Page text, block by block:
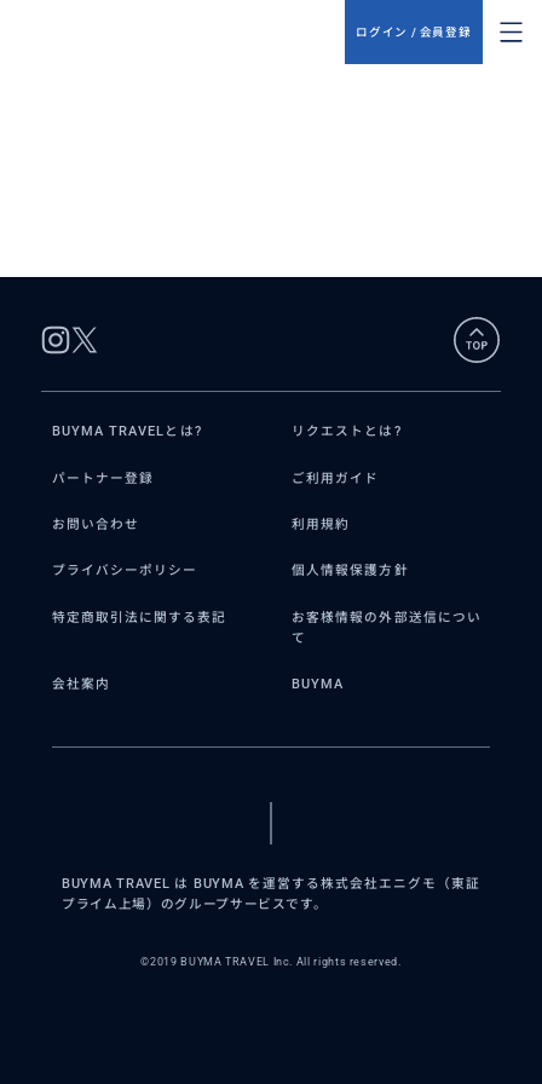
ログイン / 会員登録
BUYMA TRAVELとは? リクエストとは?
パートナー登録 ご利用ガイド
お問い合わせ 利用規約
プライバシーポリシー 個人情報保護方針
特定商取引法に関する表記
お客様情報の外部送信につい
て
会社案内 BUYMA
BUYMA TRAVEL は BUYMA を運営する株式会社エニグモ（東証
プライム上場）のグループサービスです。
©2019 BUYMA TRAVEL Inc. All rights reserved.